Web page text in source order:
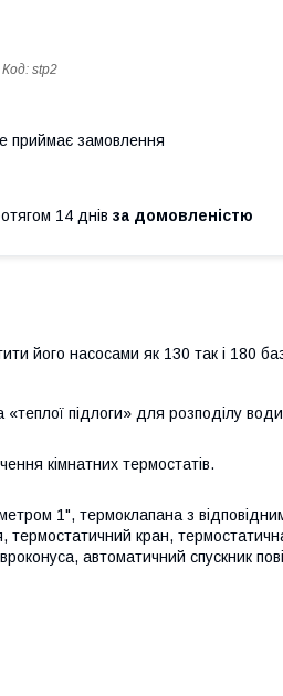
Код: stp2
приймає замовлення
14 днів за домовленістю
його насосами як 130 так і 180
підлоги» для розподілу
кімнатних термостатів.
1", термоклапана з
термостатичний кран,
автоматичний спускник